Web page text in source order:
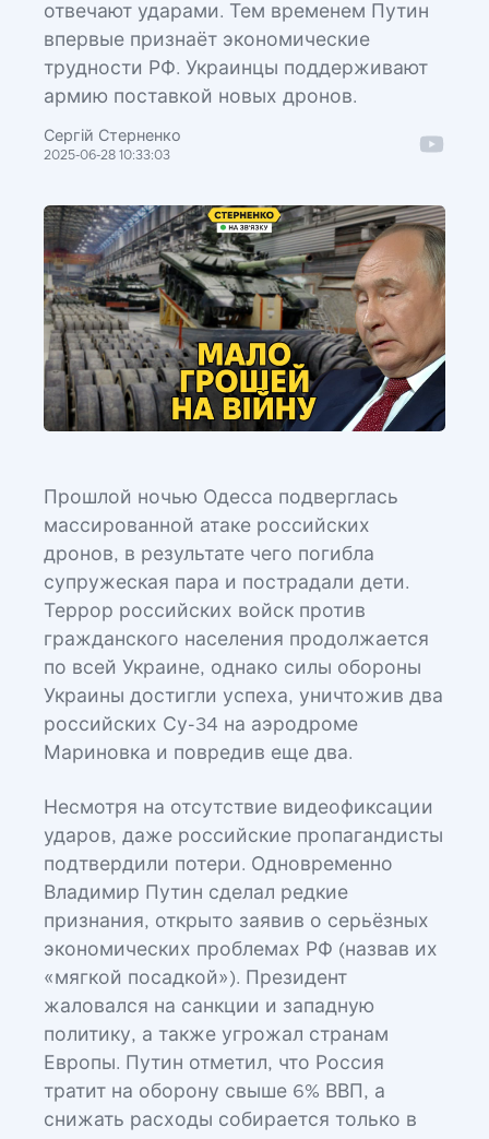
отвечают ударами. Тем временем Путин
впервые признаёт экономические
трудности РФ. Украинцы поддерживают
армию поставкой новых дронов.
Сергій Стерненко
2025-06-28 10:33:03
Прошлой ночью Одесса подверглась
массированной атаке российских
дронов, в результате чего погибла
супружеская пара и пострадали дети.
Террор российских войск против
гражданского населения продолжается
по всей Украине, однако силы обороны
Украины достигли успеха, уничтожив два
российских Су-34 на аэродроме
Мариновка и повредив еще два.
Несмотря на отсутствие видеофиксации
ударов, даже российские пропагандисты
подтвердили потери. Одновременно
Владимир Путин сделал редкие
признания, открыто заявив о серьёзных
экономических проблемах РФ (назвав их
«мягкой посадкой»). Президент
жаловался на санкции и западную
политику, а также угрожал странам
Европы. Путин отметил, что Россия
тратит на оборону свыше 6% ВВП, а
снижать расходы собирается только в